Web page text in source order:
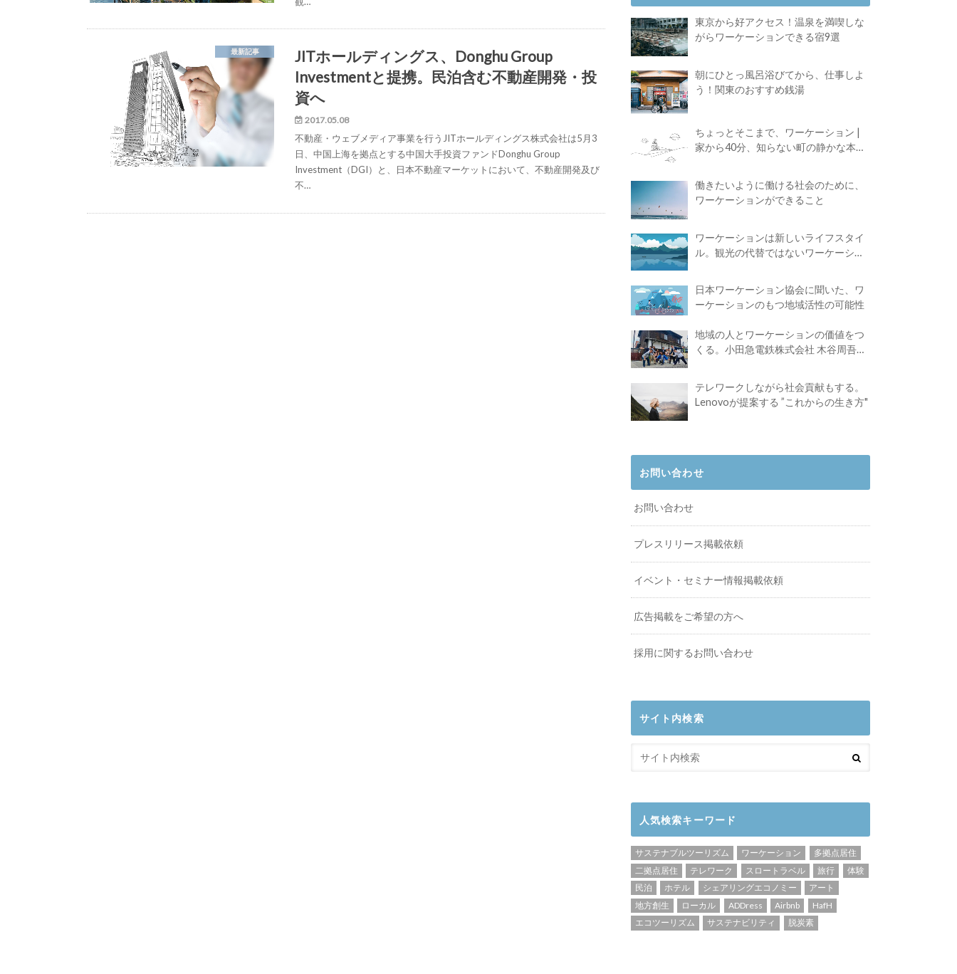
最新記事
JITホールディングス、Donghu Group
Investmentと提携。民泊含む不動産開発・投
資へ
2017.05.08
不動産・ウェブメディア事業を行うJITホールディングス株式会社は5月3
日、中国上海を拠点とする中国大手投資ファンドDonghu Group
Investment（DGI）と、日本不動産マーケットにおいて、不動産開発及び
不…
東京から好アクセス！温泉を満喫しな
がらワーケーションできる宿9選
朝にひとっ風呂浴びてから、仕事しよ
う！関東のおすすめ銭湯
ちょっとそこまで、ワーケーション |
家から40分、知らない町の静かな本屋
働きたいように働ける社会のために、
ワーケーションができること
ワーケーションは新しいライフスタイ
ル。観光の代替ではないワーケーショ
日本ワーケーション協会に聞いた、ワ
ーケーションのもつ地域活性の可能性
地域の人とワーケーションの価値をつ
くる。小田急電鉄株式会社 木谷周吾さ
テレワークしながら社会貢献もする。
Lenovoが提案する ”これからの生き方"
お問い合わせ
お問い合わせ
プレスリリース掲載依頼
イベント・セミナー情報掲載依頼
広告掲載をご希望の方へ
採用に関するお問い合わせ
サイト内検索
人気検索キーワード
サステナブルツーリズム ワーケーション
多拠点居住
二拠点居住
テレワーク スロートラベル 旅行
体験
民泊
ホテル シェアリングエコノミー
アート
地方創生
ローカル ADDress Airbnb
HafH
エコツーリズム
サステナビリティ 脱炭素